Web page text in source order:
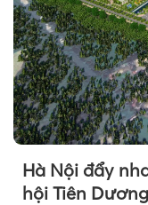
Hà Nội đẩy
hội Tiên